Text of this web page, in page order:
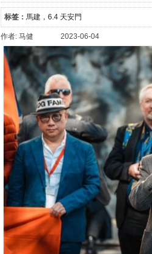
标签： 馬建，6.4 天安門
作者: 马健 2023-06-04